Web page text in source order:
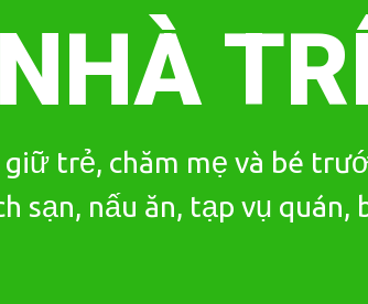
trẻ, chăm mẹ và bé
sạn, nấu ăn, tạp vụ quán,